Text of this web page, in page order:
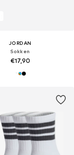
JORDAN
Sokken
€17,90